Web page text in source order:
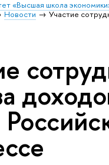
«Высшая школа
Новости
Участие